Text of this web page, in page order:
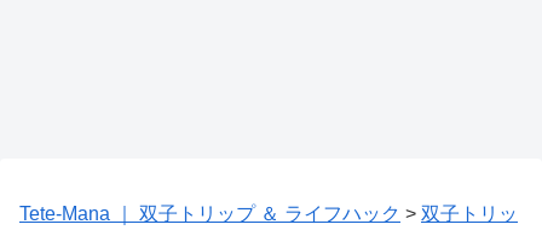
Tete-Mana ｜ 双子トリップ ＆ ライフハック > 双子トリッ